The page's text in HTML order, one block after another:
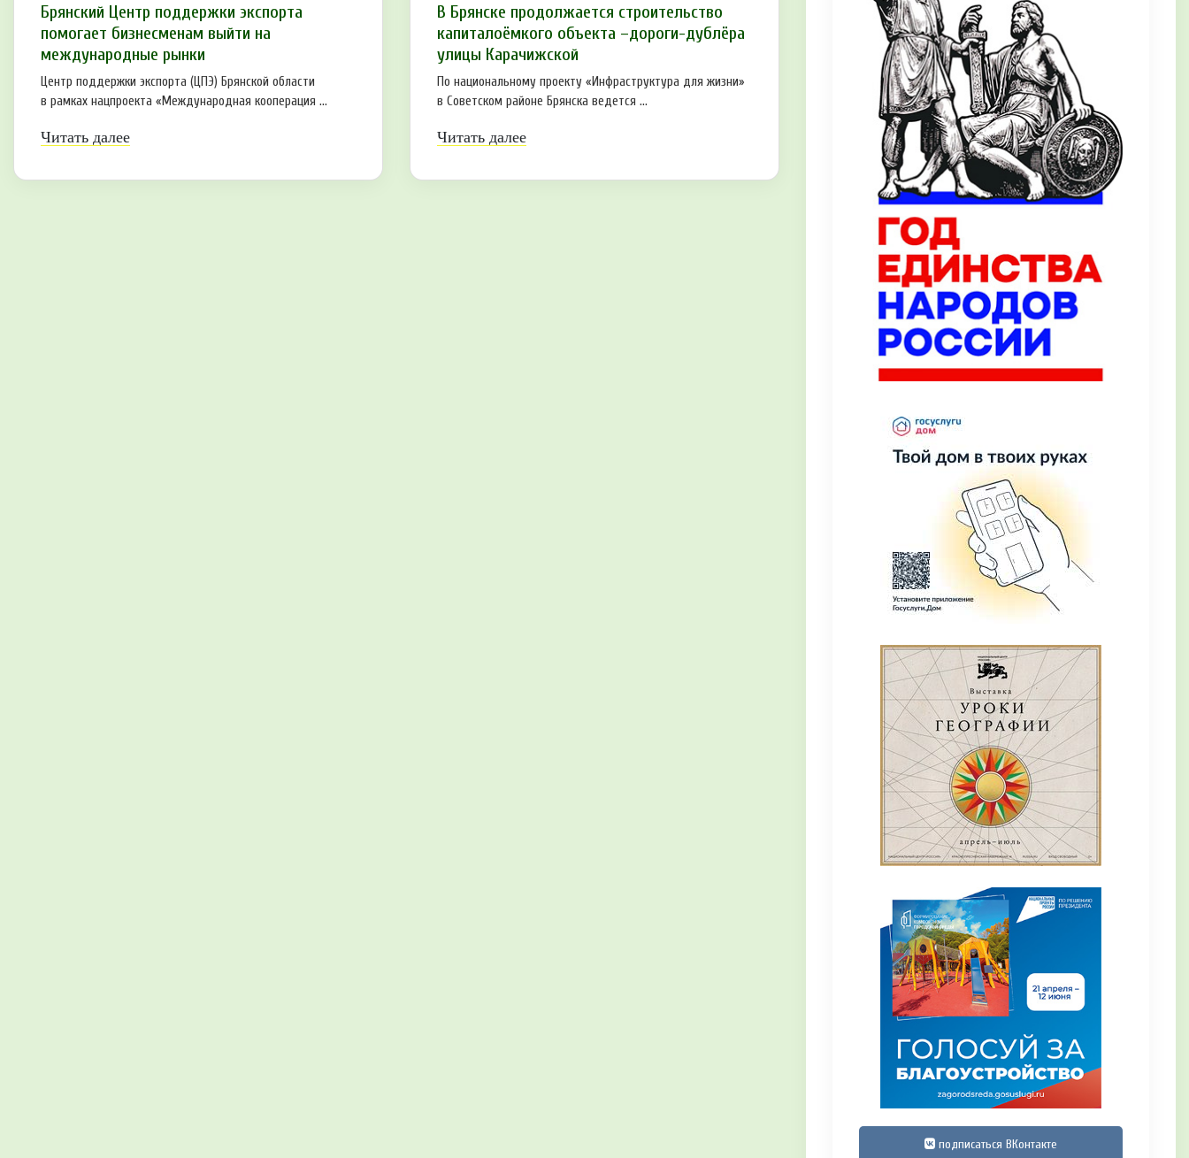
Брянский Центр поддержки экспорта
помогает бизнесменам выйти на
международные рынки
Центр поддержки экспорта (ЦПЭ) Брянской области
в рамках нацпроекта «Международная кооперация ...
Читать далее
В Брянске продолжается строительство
капиталоёмкого объекта –дороги-дублёра
улицы Карачижской
По национальному проекту «Инфраструктура для жизни»
в Советском районе Брянска ведется ...
Читать далее
подписаться ВКонтакте